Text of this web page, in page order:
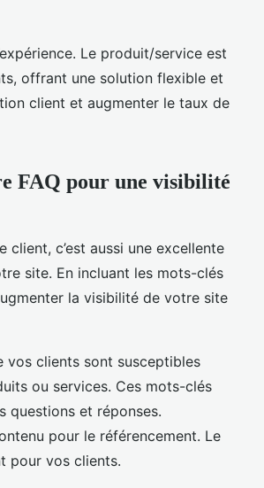
Le produit/service est
offrant une solution flexible et
client et augmenter le taux de
FAQ pour une visibilité
client, c’est aussi une excellente
site. En incluant les mots-clés
la visibilité de votre site
vos clients sont susceptibles
ou services. Ces mots-clés
questions et réponses.
pour le référencement. Le
pour vos clients.